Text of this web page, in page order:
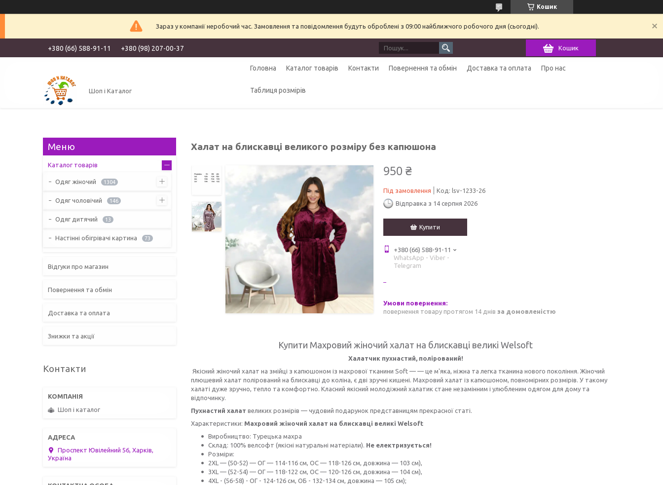
Кошик
Зараз у компанії неробочий час. Замовлення та повідомлення будуть оброблені з 09:00 найближчого робочого дня (сьогодні).
+380 (66) 588-91-11 +380 (98) 207-00-37 Кошик
Шоп і Каталог
Головна Каталог товарів Контакти Повернення та обмін Доставка та оплата Про нас
Таблиця розмірів
Халат на блискавці великого розміру без капюшона
950 ₴
Під замовлення Код: lsv-1233-26
Відправка з 14 серпня 2026
Купити
+380 (66) 588-91-11
WhatsApp - Viber -
Telegram
повернення товару протягом 14 днів за домовленістю
Купити Махровий жіночий халат на блискавці великі Welsoft
Халатчик пухнастий, полірований!
Якісний жіночий халат на змійці з капюшоном із махрової тканини Soft — — це м'яка, ніжна та легка тканина нового покоління. Жіночий
плюшевий халат полірований на блискавці до коліна, є дві зручні кишені. Махровий халат із капюшоном, повномірних розмірів. У такому
халаті дуже зручно, тепло та комфортно. Класний якісний молодіжний халатик стане незамінним і улюбленим одягом для дому та
відпочинку.
Пухнастий халат великих розмірів — чудовий подарунок представницям прекрасної статі.
Характеристики: Махровий жіночий халат на блискавці великі Welsoft
Виробництво: Турецька махра
Склад: 100% велсофт (якісні натуральні матеріали). Не електризується!
Розміри:
2XL — (50-52) — ОГ — 114-116 см, ОС — 118-126 см, довжина — 103 см),
3XL — (52-54) — ОГ — 118-122 см, ОС — 120-126 см, довжина — 104 см),
4XL - (56-58) - ОГ - 124-126 см, ОБ - 132-134 см, довжина — 105 см);
Каталог товарів
Одяг жіночий 1304
Одяг чоловічий 146
Одяг дитячий 13
Настінні обігрівачі картина 73
Відгуки про магазин
Повернення та обмін
Доставка та оплата
Знижки та акції
Контакти
Шоп і каталог
Проспект Ювілейний 56, Харків,
Україна